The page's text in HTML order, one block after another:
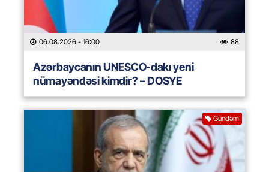
06.08.2026 - 16:00 88
Azərbaycanın UNESCO-dakı yeni
nümayəndəsi kimdir? – DOSYE
Gündəm